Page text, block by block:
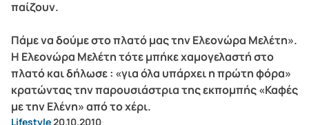
παίζουν.
Πάμε να δούμε στο πλατό μας την Ελεονώρα Μελέτη».
Η Ελεονώρα Μελέτη τότε μπήκε χαμογελαστή στο
πλατό και δήλωσε : «για όλα υπάρχει η πρώτη φόρα»
κρατώντας την παρουσιάστρια της εκπομπής «Καφές
με την Ελένη» από το χέρι.
Lifestyle20.10.2010